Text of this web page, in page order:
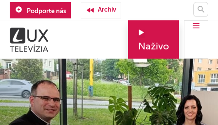
Podporte nás Archív
Naživo